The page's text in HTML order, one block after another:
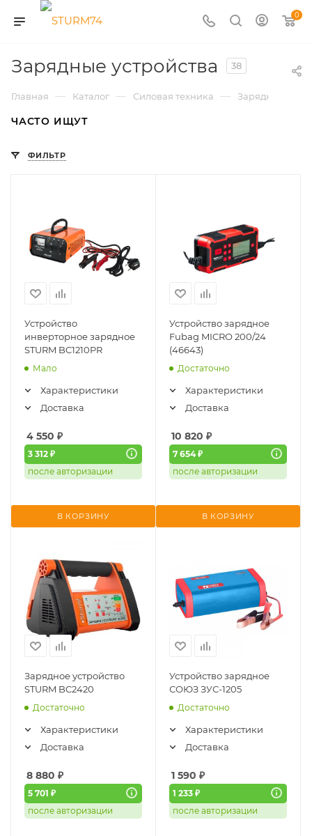
0
Зарядные устройства 38
Главная — Каталог — Силовая техника — Зарядные и
ЧАСТО ИЩУТ
ФИЛЬТР
Устройство
инверторное зарядное
STURM BC1210PR
Мало
Характеристики
Доставка
4 550 ₽
3 312 ₽
после авторизации
В КОРЗИНУ
Устройство зарядное
Fubag MICRO 200/24
(46643)
Достаточно
Характеристики
Доставка
10 820 ₽
7 654 ₽
после авторизации
В КОРЗИНУ
Зарядное устройство
STURM BC2420
Достаточно
Характеристики
Доставка
8 880 ₽
5 701 ₽
после авторизации
Устройство зарядное
СОЮЗ ЗУС-1205
Достаточно
Характеристики
Доставка
1 590 ₽
1 233 ₽
после авторизации